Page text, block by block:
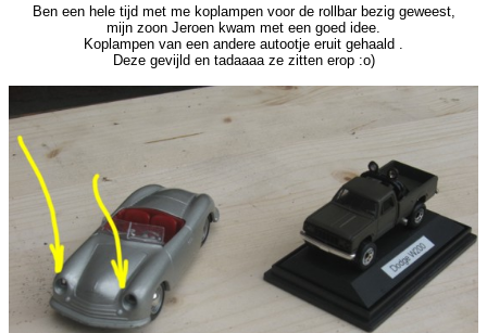
Ben een hele tijd met me koplampen voor de rollbar bezig geweest,
mijn zoon Jeroen kwam met een goed idee.
Koplampen van een andere autootje eruit gehaald .
Deze gevijld en tadaaaa ze zitten erop :o)